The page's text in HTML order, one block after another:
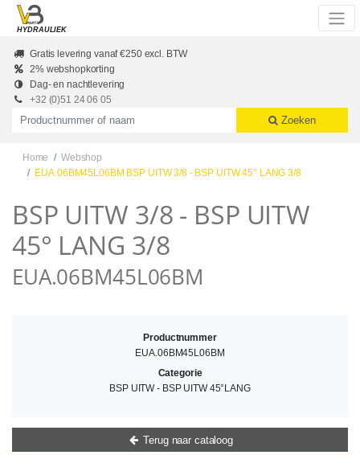
Skip to main content
HYDRAULIEK
Gratis levering vanaf €250 excl. BTW
2% webshopkorting
Dag- en nachtlevering
+32 (0)51 24 06 05
Productnummer of naam
Zoeken
Home
Webshop
EUA.06BM45L06BM BSP UITW 3/8 - BSP UITW 45° LANG 3/8
BSP UITW 3/8 - BSP UITW
45° LANG 3/8
EUA.06BM45L06BM
Productnummer
EUA.06BM45L06BM
Categorie
BSP UITW - BSP UITW 45°LANG
Terug naar cataloog